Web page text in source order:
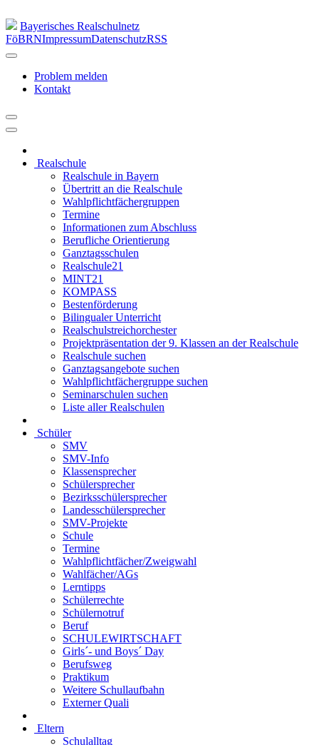
Bayerisches Realschulnetz
FöBRNImpressumDatenschutzRSS
Problem melden
Kontakt
Realschule
Realschule in Bayern
Übertritt an die Realschule
Wahlpflichtfächergruppen
Termine
Informationen zum Abschluss
Berufliche Orientierung
Ganztagsschulen
Realschule21
MINT21
KOMPASS
Bestenförderung
Bilingualer Unterricht
Realschulstreichorchester
Projektpräsentation der 9. Klassen an der Realschule
Realschule suchen
Ganztagsangebote suchen
Wahlpflichtfächergruppe suchen
Seminarschulen suchen
Liste aller Realschulen
Schüler
SMV
SMV-Info
Klassensprecher
Schülersprecher
Bezirksschülersprecher
Landesschülersprecher
SMV-Projekte
Schule
Termine
Wahlpflichtfächer/Zweigwahl
Wahlfächer/AGs
Lerntipps
Schülerrechte
Schülernotruf
Beruf
SCHULEWIRTSCHAFT
Girls´- und Boys´ Day
Berufsweg
Praktikum
Weitere Schullaufbahn
Externer Quali
Eltern
Schulalltag